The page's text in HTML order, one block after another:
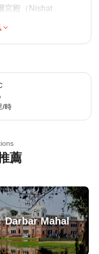
宮殿（Nishat
Mahal）及古爾扎宮
不開放。它的建築
精緻的雕刻、樑杆
側都有一個大型入
儋王朝的“chattri”
繪畫、古董首飾、
。
人參加，但歡迎家庭
鞋子
/時
薦
Darbar Mahal